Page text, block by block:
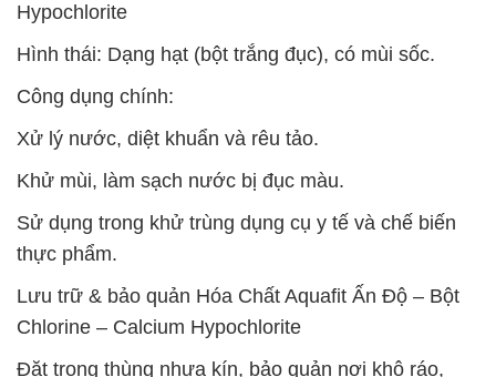
Hypochlorite
Hình thái: Dạng hạt (bột trắng đục), có mùi sốc.
Công dụng chính:
Xử lý nước, diệt khuẩn và rêu tảo.
Khử mùi, làm sạch nước bị đục màu.
Sử dụng trong khử trùng dụng cụ y tế và chế biến
thực phẩm.
Lưu trữ & bảo quản Hóa Chất Aquafit Ấn Độ – Bột
Chlorine – Calcium Hypochlorite
Đặt trong thùng nhựa kín, bảo quản nơi khô ráo,